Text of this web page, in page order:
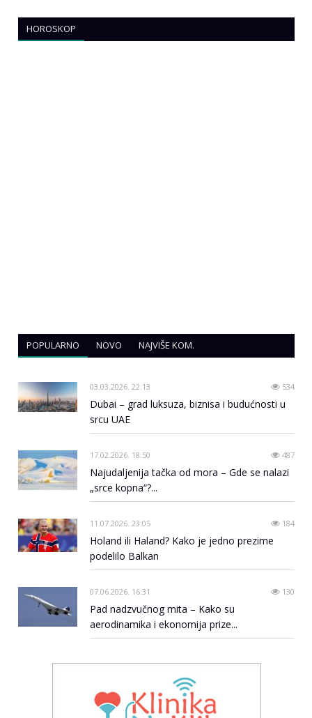
HOROSKOP
POPULARNO NOVO NAJVIŠE KOM.
03.03.2026. 22:13 534
Dubai – grad luksuza, biznisa i budućnosti u
srcu UAE
17.02.2026. 18:50 487
Najudaljenija tačka od mora – Gde se nalazi
„srce kopna“?...
11.07.2026. 23:05 184
Holand ili Haland? Kako je jedno prezime
podelilo Balkan
07.06.2026. 16:31 130
Pad nadzvučnog mita – Kako su
aerodinamika i ekonomija prize...